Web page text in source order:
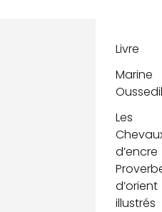
Livre
Marine
Les
d’encre
d’orient
illustrés